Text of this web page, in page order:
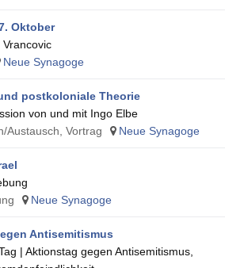
Oktober
Neue Synagoge
postkoloniale Theorie
von und mit Ingo Elbe
Austausch, Vortrag Neue Synagoge
Neue Synagoge
Antisemitismus
| Aktionstag gegen Antisemitismus,